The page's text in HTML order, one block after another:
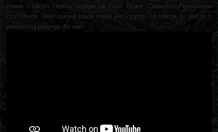
znane z takich choćby hordów jak Goat Tyrant, Cadaveric Possession
czy Ohyda. Jeśli surowy black metal jest czymś, co lubicie, to jest to z
pewnością pozycja dla was.